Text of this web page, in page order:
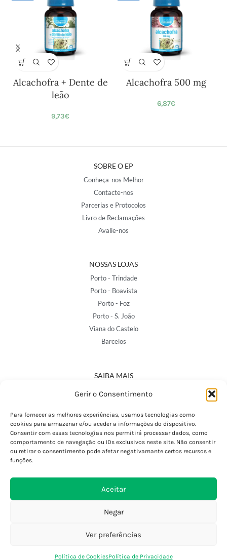
Gerir o Consentimento
Para fornecer as melhores experiências, usamos tecnologias como
cookies para armazenar e/ou aceder a informações do dispositivo.
Consentir com essas tecnologias nos permitirá processar dados, como
comportamento de navegação ou IDs exclusivos neste site. Não consentir
ou retirar o consentimento pode afetar negativamante certos recursos e
funções.
Aceitar
Negar
Ver preferências
Política de CookiesPolítica de Privacidade
Alcachofra + Dente de
leão
9,73€
Alcachofra 500 mg
6,87€
SOBRE O EP
Conheça-nos Melhor
Contacte-nos
Parcerias e Protocolos
Livro de Reclamações
Avalie-nos
NOSSAS LOJAS
Porto - Trindade
Porto - Boavista
Porto - Foz
Porto - S. João
Viana do Castelo
Barcelos
SAIBA MAIS
Política de Privacidade
Termos e Condições
Perguntas Frequentes
Custos de Envio
Encomendas Internacionais
Devoluções e Trocas